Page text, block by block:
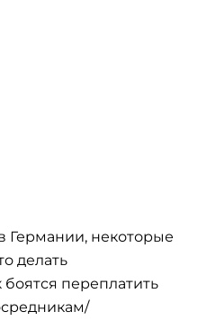
Германии, некоторые
делать
боятся переплатить